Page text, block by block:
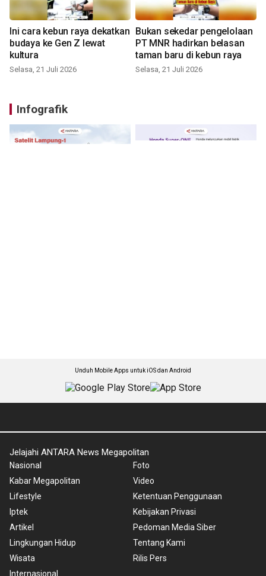
Ini cara kebun raya dekatkan
budaya ke Gen Z lewat
kultura
Selasa, 21 Juli 2026
Bukan sekedar pengelolaan
PT MNR hadirkan belasan
taman baru di kebun raya
Selasa, 21 Juli 2026
Infografik
Unduh Mobile Apps untuk iOS dan Android
Jelajahi ANTARA News Megapolitan
Nasional
Kabar Megapolitan
Lifestyle
Iptek
Artikel
Lingkungan Hidup
Wisata
Internasional
Foto
Video
Ketentuan Penggunaan
Kebijakan Privasi
Pedoman Media Siber
Tentang Kami
Rilis Pers